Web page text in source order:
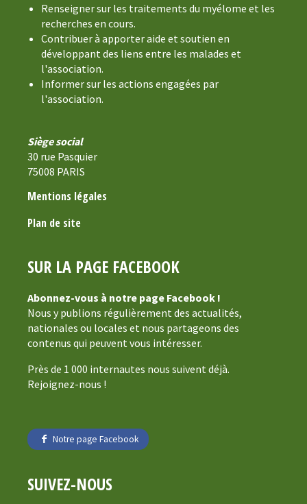
Renseigner sur les traitements du myélome et les
recherches en cours.
Contribuer à apporter aide et soutien en
développant des liens entre les malades et
l'association.
Informer sur les actions engagées par
l'association.
Siège social
30 rue Pasquier
75008 PARIS
Mentions légales
Plan de site
SUR LA PAGE FACEBOOK
Abonnez-vous à notre page Facebook !
Nous y publions régulièrement des actualités,
nationales ou locales et nous partageons des
contenus qui peuvent vous intéresser.
Près de 1 000 internautes nous suivent déjà.
Rejoignez-nous !
Notre page Facebook
SUIVEZ-NOUS